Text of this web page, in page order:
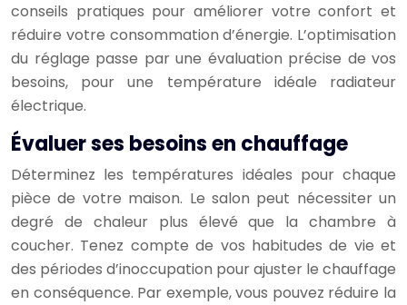
conseils pratiques pour améliorer votre confort et
réduire votre consommation d’énergie. L’optimisation
du réglage passe par une évaluation précise de vos
besoins, pour une température idéale radiateur
électrique.
Évaluer ses besoins en chauffage
Déterminez les températures idéales pour chaque
pièce de votre maison. Le salon peut nécessiter un
degré de chaleur plus élevé que la chambre à
coucher. Tenez compte de vos habitudes de vie et
des périodes d’inoccupation pour ajuster le chauffage
en conséquence. Par exemple, vous pouvez réduire la